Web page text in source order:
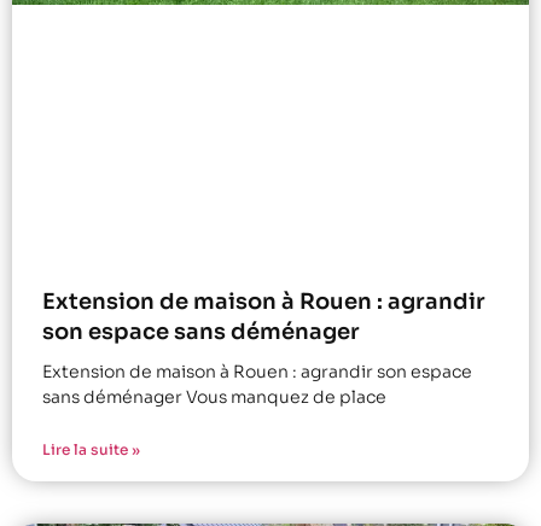
Extension de maison à Rouen : agrandir
son espace sans déménager
Extension de maison à Rouen : agrandir son espace
sans déménager Vous manquez de place
Lire la suite »